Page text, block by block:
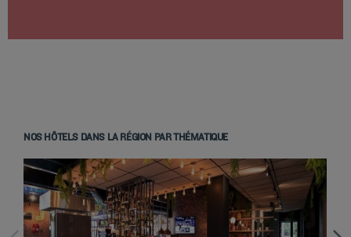
NOS HÔTELS DANS LA RÉGION PAR THÉMATIQUE